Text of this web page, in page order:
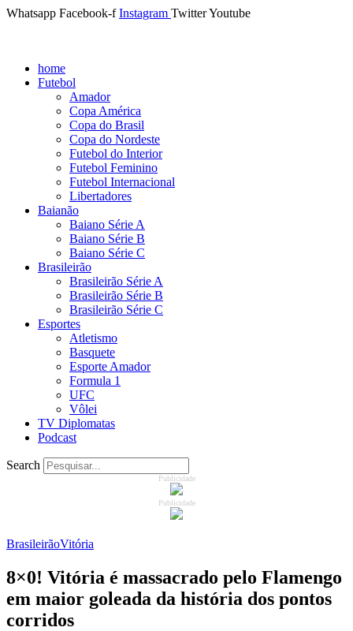
Whatsapp Facebook-f Instagram TwitterYoutube
home
Futebol
Amador
Copa América
Copa do Brasil
Copa do Nordeste
Futebol do Interior
Futebol Feminino
Futebol Internacional
Libertadores
Baianão
Baiano Série A
Baiano Série B
Baiano Série C
Brasileirão
Brasileirão Série A
Brasileirão Série B
Brasileirão Série C
Esportes
Atletismo
Basquete
Esporte Amador
Formula 1
UFC
Vôlei
TV Diplomatas
Podcast
Search
Publicidade
Publicidade
BrasileirãoVitória
8×0! Vitória é massacrado pelo Flamengo
em maior goleada da história dos pontos
corridos